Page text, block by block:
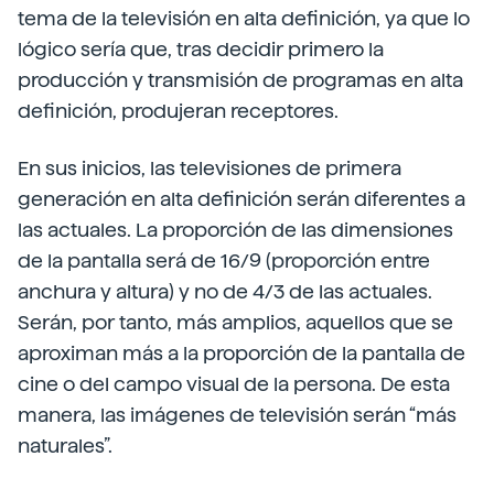
tema de la televisión en alta definición, ya que lo
lógico sería que, tras decidir primero la
producción y transmisión de programas en alta
definición, produjeran receptores.
En sus inicios, las televisiones de primera
generación en alta definición serán diferentes a
las actuales. La proporción de las dimensiones
de la pantalla será de 16/9 (proporción entre
anchura y altura) y no de 4/3 de las actuales.
Serán, por tanto, más amplios, aquellos que se
aproximan más a la proporción de la pantalla de
cine o del campo visual de la persona. De esta
manera, las imágenes de televisión serán “más
naturales”.